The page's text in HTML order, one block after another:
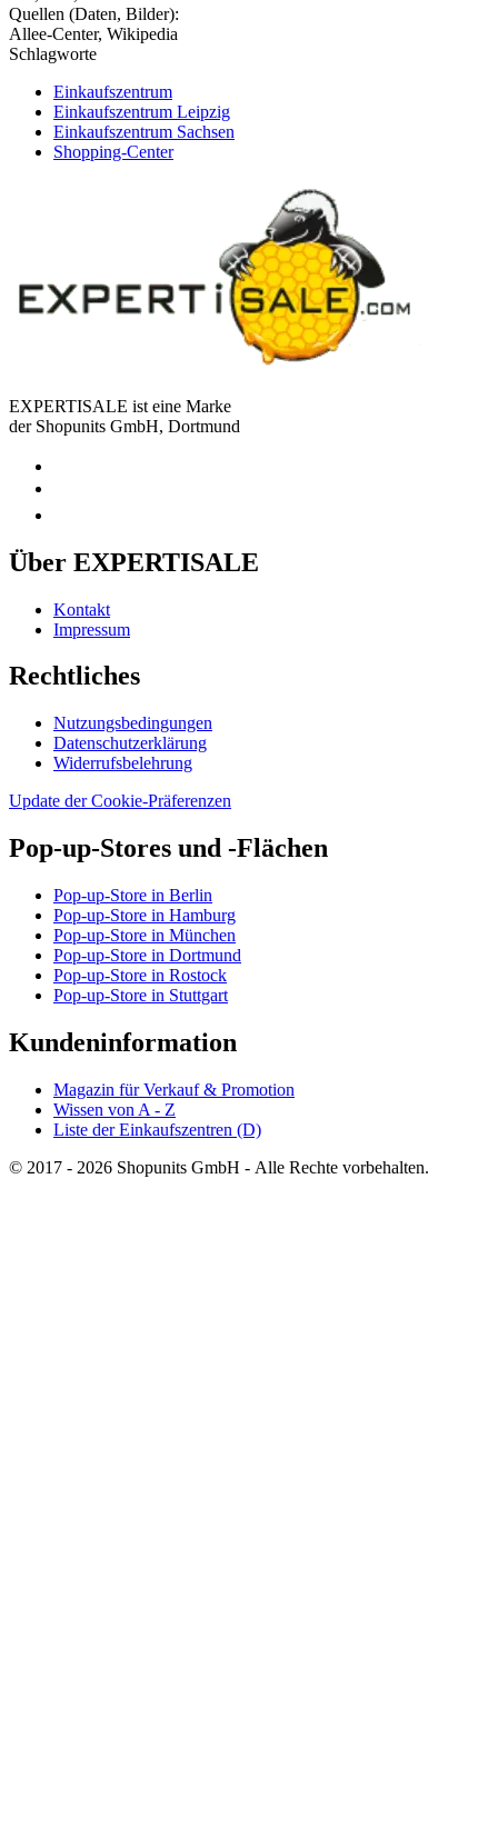
Quellen (Daten, Bilder):
Allee-Center, Wikipedia
Schlagworte
Einkaufszentrum
Einkaufszentrum Leipzig
Einkaufszentrum Sachsen
Shopping-Center
EXPERTISALE ist eine Marke
der Shopunits GmbH, Dortmund
Über EXPERTISALE
Kontakt
Impressum
Rechtliches
Nutzungsbedingungen
Datenschutzerklärung
Widerrufsbelehrung
Update der Cookie-Präferenzen
Pop-up-Stores und -Flächen
Pop-up-Store in Berlin
Pop-up-Store in Hamburg
Pop-up-Store in München
Pop-up-Store in Dortmund
Pop-up-Store in Rostock
Pop-up-Store in Stuttgart
Kundeninformation
Magazin für Verkauf & Promotion
Wissen von A - Z
Liste der Einkaufszentren (D)
© 2017 - 2026 Shopunits GmbH - Alle Rechte vorbehalten.